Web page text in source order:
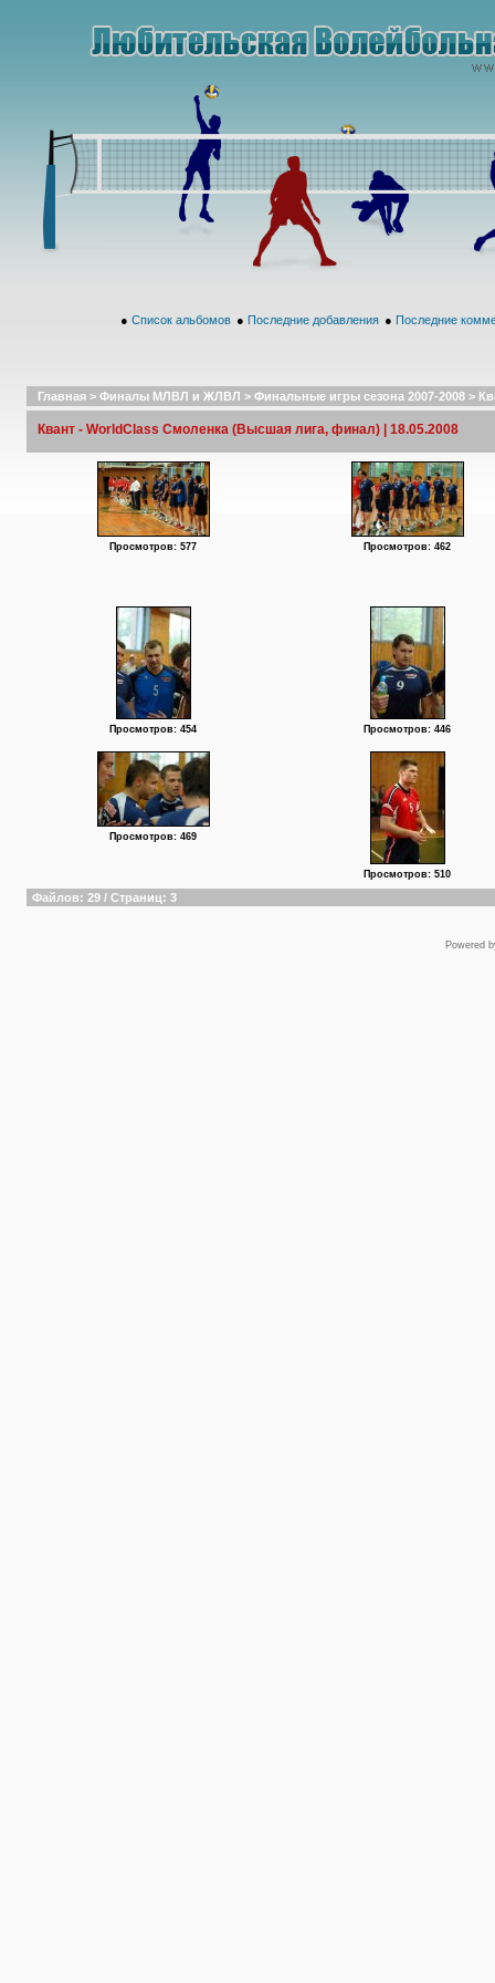
● Список альбомов ● Последние добавления ● Последние
Главная > Финалы МЛВЛ и ЖЛВЛ > Финальные игры сезона 2007-2008 >
Квант - WorldClass Смоленка (Высшая лига, финал) | 18.05.2008
Просмотров: 577 Просмотров: 462
Просмотров: 454 Просмотров: 446
Просмотров: 469
Просмотров: 510
Файлов: 29 / Страниц: 3
Powered